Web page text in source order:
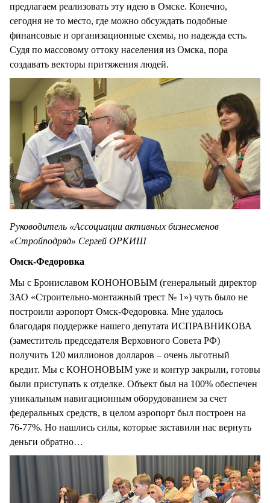
предлагаем реализовать эту идею в Омске. Конечно,
сегодня не то место, где можно обсуждать подобные
финансовые и организационные схемы, но надежда есть.
Судя по массовому оттоку населения из Омска, пора
создавать векторы притяжения людей.
Руководитель «Ассоциации активных бизнесменов
«Стройподряд» Сергей ОРКИШ
Омск-Федоровка
Мы с Брониславом КОНОНОВЫМ (генеральный директор
ЗАО «Строительно-монтажный трест № 1») чуть было не
построили аэропорт Омск-Федоровка. Мне удалось
благодаря поддержке нашего депутата ИСПРАВНИКОВА
(заместитель председателя Верховного Совета РФ)
получить 120 миллионов долларов – очень льготный
кредит. Мы с КОНОНОВЫМ уже и контур закрыли, готовы
были приступать к отделке. Объект был на 100% обеспечен
уникальным навигационным оборудованием за счет
федеральных средств, в целом аэропорт был построен на
76-77%. Но нашлись силы, которые заставили нас вернуть
деньги обратно…